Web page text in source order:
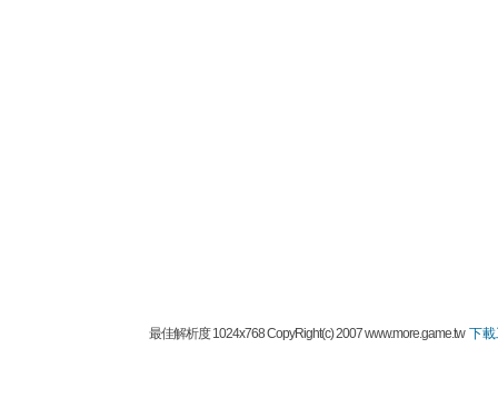
最佳解析度 1024x768 CopyRight(c) 2007 www.more.game.tw 下